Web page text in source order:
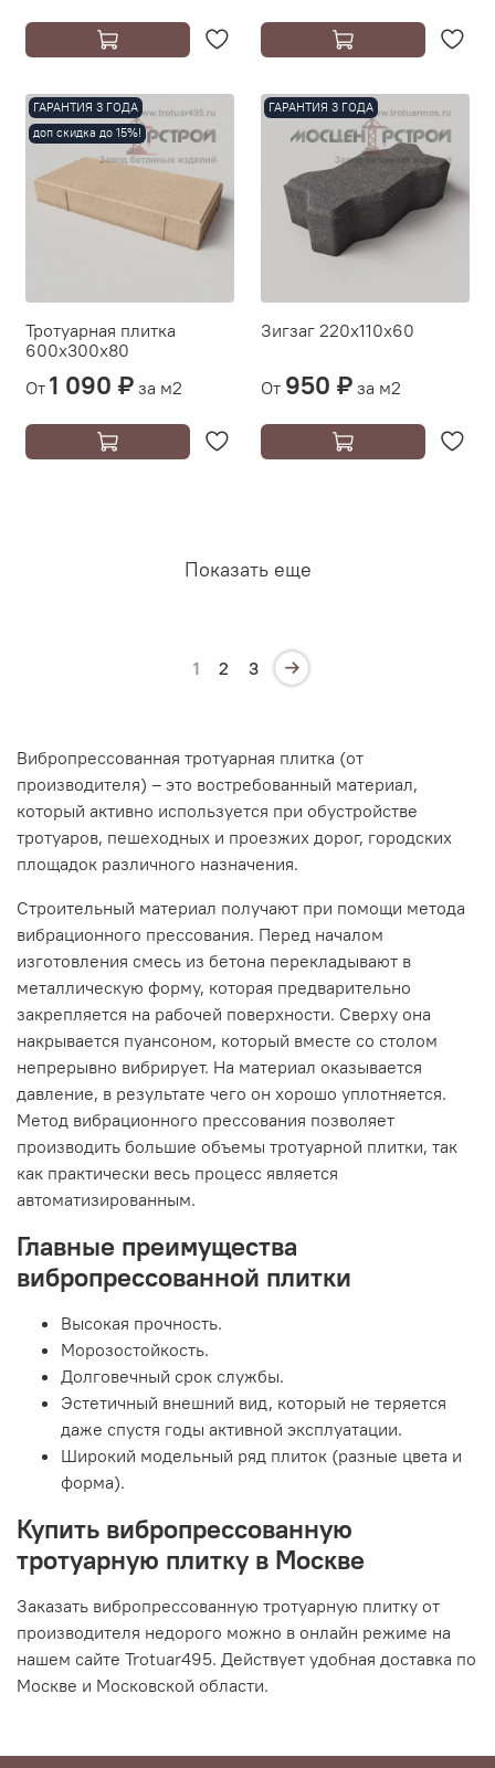
ГАРАНТИЯ 3 ГОДА
доп скидка до 15%!
Тротуарная плитка
600х300х80
От 1 090 ₽ за м2
ГАРАНТИЯ 3 ГОДА
Зигзаг 220х110х60
От 950 ₽ за м2
Показать еще
1 2 3
Вибропрессованная тротуарная плитка (от
производителя) – это востребованный материал,
который активно используется при обустройстве
тротуаров, пешеходных и проезжих дорог, городских
площадок различного назначения.
Строительный материал получают при помощи метода
вибрационного прессования. Перед началом
изготовления смесь из бетона перекладывают в
металлическую форму, которая предварительно
закрепляется на рабочей поверхности. Сверху она
накрывается пуансоном, который вместе со столом
непрерывно вибрирует. На материал оказывается
давление, в результате чего он хорошо уплотняется.
Метод вибрационного прессования позволяет
производить большие объемы тротуарной плитки, так
как практически весь процесс является
автоматизированным.
Главные преимущества
вибропрессованной плитки
Высокая прочность.
Морозостойкость.
Долговечный срок службы.
Эстетичный внешний вид, который не теряется
даже спустя годы активной эксплуатации.
Широкий модельный ряд плиток (разные цвета и
форма).
Купить вибропрессованную
тротуарную плитку в Москве
Заказать вибропрессованную тротуарную плитку от
производителя недорого можно в онлайн режиме на
нашем сайте Trotuar495. Действует удобная доставка по
Москве и Московской области.